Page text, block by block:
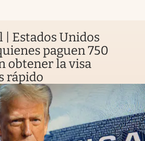
| Estados Unidos
paguen 750
obtener la visa
rápido